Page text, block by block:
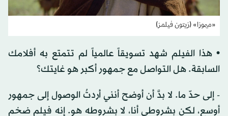
«ميموزا» (زيتون فيلمز)
• هذا الفيلم شهد تسويقاً عالمياً لم تتمتع به أفلامك
السابقة. هل التواصل مع جمهور أكبر هو غايتك؟
- إلى حدّ ما. لا بدَّ أن أوضح أنني أردتُ الوصول إلى جمهور
أوسع، لكن بشروطي أنا، لا بشروطه هو. إنه فيلم ضخم